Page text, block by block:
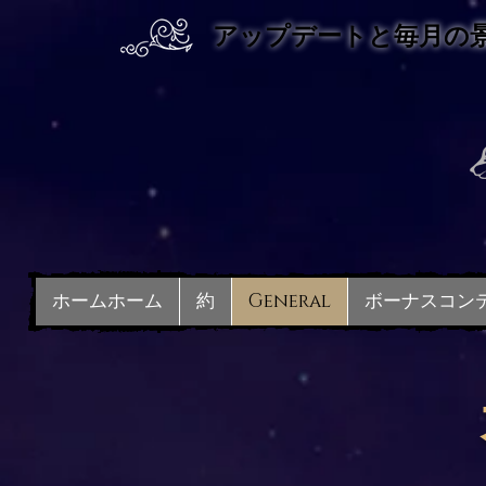
アップデートと毎月の
ホームホーム 約 General ボーナスコン